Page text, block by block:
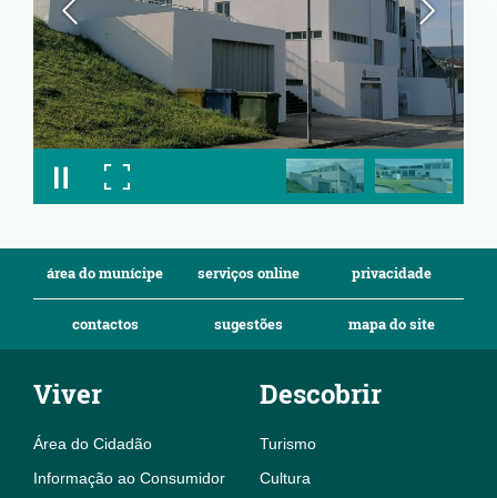
área do munícipe serviços online privacidade
contactos sugestões mapa do site
Viver
Área do Cidadão
Informação ao Consumidor
Descobrir
Turismo
Cultura